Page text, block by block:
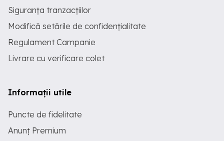
Siguranța tranzacțiilor
Modifică setările de confidențialitate
Regulament Campanie
Livrare cu verificare colet
Informații utile
Puncte de fidelitate
Anunț Premium